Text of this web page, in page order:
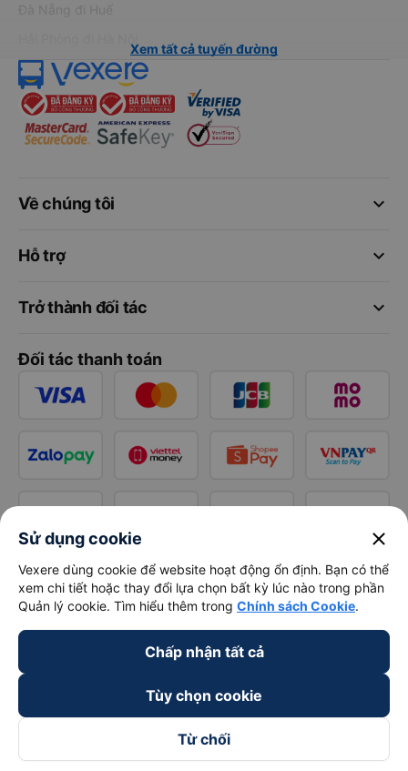
Đà Nẵng đi Huế
Xem tất cả tuyến đường
keyboard_arrow_down
Về chúng tôi
keyboard_arrow_down
Hỗ trợ
keyboard_arrow_down
Trở thành đối tác
Đối tác thanh toán
Sử dụng cookie close
Vexere dùng cookie để website hoạt động ổn định. Bạn có thể
xem chi tiết hoặc thay đổi lựa chọn bất kỳ lúc nào trong phần
Quản lý cookie. Tìm hiểu thêm trong Chính sách Cookie.
Chấp nhận tất cả
Tùy chọn cookie
Từ chối